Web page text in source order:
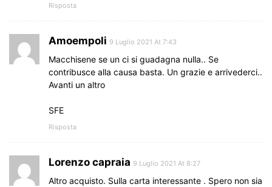
Risposta
Amoempoli 9 Luglio 2021 At 7:43
Macchisene se un ci si guadagna nulla.. Se
contribusce alla causa basta. Un grazie e arrivederci..
Avanti un altro
SFE
Risposta
Lorenzo capraia 9 Luglio 2021 At 8:27
Altro acquisto. Sulla carta interessante . Spero non sia